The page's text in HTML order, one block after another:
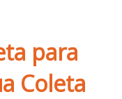
para
Coleta